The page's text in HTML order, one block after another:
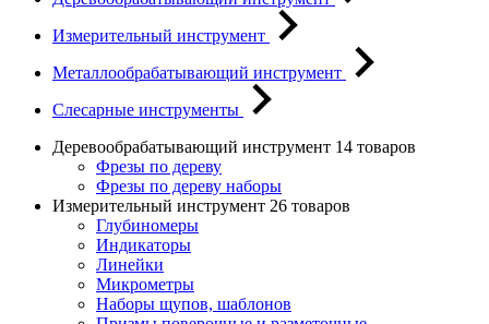
Измерительный инструмент
Металлообрабатывающий инструмент
Слесарные инструменты
Деревообрабатывающий инструмент 14 товаров
Фрезы по дереву
Фрезы по дереву наборы
Измерительный инструмент 26 товаров
Глубиномеры
Индикаторы
Линейки
Микрометры
Наборы щупов, шаблонов